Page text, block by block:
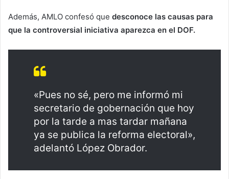
Además, AMLO confesó que desconoce las causas para
que la controversial iniciativa aparezca en el DOF.
«Pues no sé, pero me informó mi
secretario de gobernación que hoy
por la tarde a mas tardar mañana
ya se publica la reforma electoral»,
adelantó López Obrador.